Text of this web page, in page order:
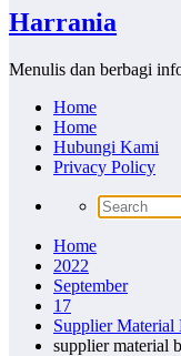
Harrania
Menulis dan berbagi
Home
Home
Hubungi Kami
Privacy Policy
Home
2022
September
17
Supplier Material
supplier material